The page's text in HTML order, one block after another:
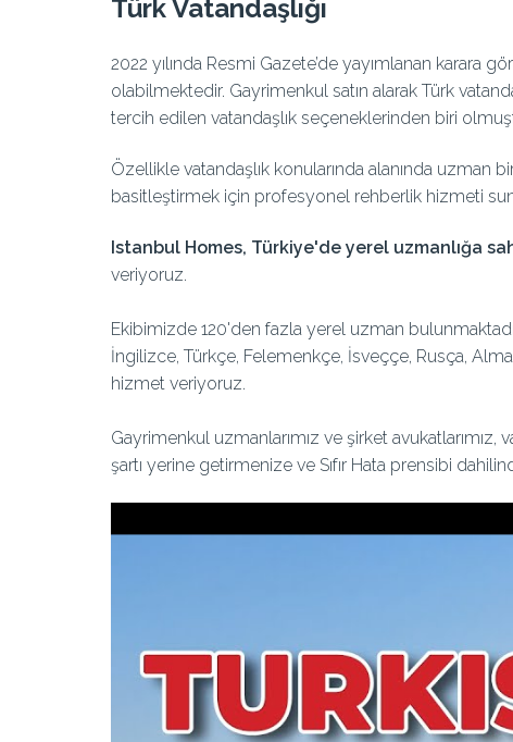
Türk Vatandaşlığı
2022 yılında Resmi Gazete’de yayımlanan karara
olabilmektedir. Gayrimenkul satın alarak Türk
tercih edilen vatandaşlık seçeneklerinden biri
Özellikle vatandaşlık konularında alanında uzman
basitleştirmek için profesyonel rehberlik hizmeti
stanbul Homes, Türkiye'de yerel uzmanlığa
veriyoruz.
Ekibimizde 120'den fazla yerel uzman
İngilizce, Türkçe, Felemenkçe, İsveççe, Rusça,
hizmet veriyoruz.
Gayrimenkul uzmanlarımız ve şirket
şartı yerine getirmenize ve Sıfır Hata prensibi